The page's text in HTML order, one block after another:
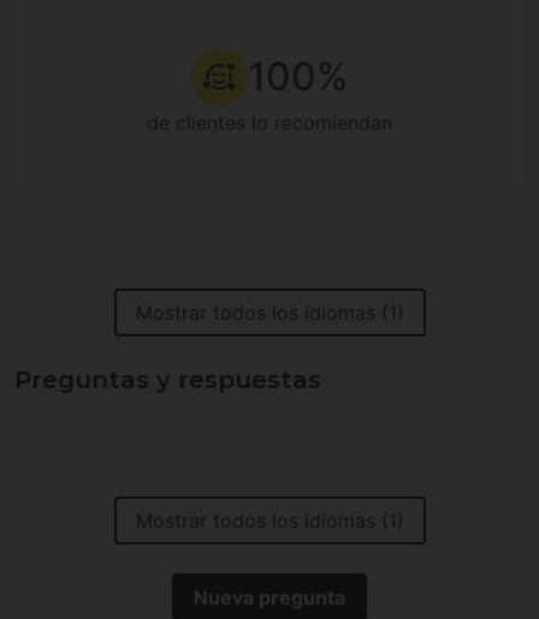
100%
de clientes lo recomiendan
Mostrar todos los idiomas (1)
Preguntas y respuestas
Mostrar todos los idiomas (1)
Nueva pregunta